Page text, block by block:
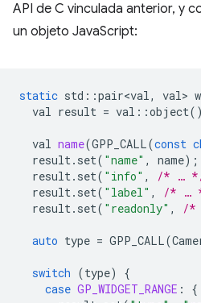
API de C vinculada anterior, y
un objeto JavaScript:
static std ::pair<val, val>
val result = val ::object
val name(GPP_CALL(const
result. set( "name" , name);
result. set( "info" , /* …
result. set( "label" , /* …
result. set( "readonly" , /*
auto type = GPP_CALL(
switch (type)
{
case GP_WIDGET_RANGE :
{